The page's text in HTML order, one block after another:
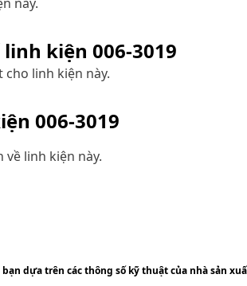
kiện 006-3019
linh kiện này.
006-3019
linh kiện này.
dựa trên các thông số kỹ thuật của nhà sản